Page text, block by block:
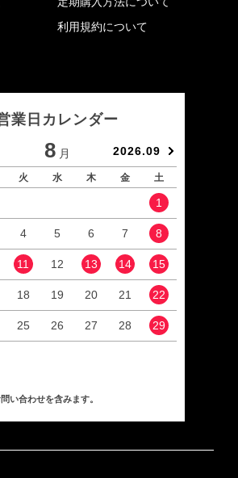
利用規約について
業日カレンダー
8 月 2026.09
火 水 木 金 土
1
4 5 6 7 8
11 12 13 14 15
18 19 20 21 22
25 26 27 28 29
い合わせを含みます。